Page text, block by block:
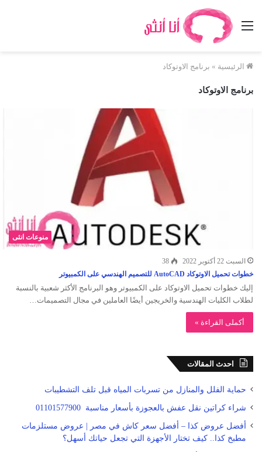
القائمة
الرئيسية » برنامج الاوتوكاد
برنامج الاوتوكاد
منوعات انثى
السبت 22 أكتوبر 2022
38
خطوات تحميل الاوتوكاد AutoCAD للتصميم الهندسي على الكمبيوتر
إليك خطوات تحميل الاوتوكاد على الكمبيوتر وهو البرنامج الأكثر شعبية بالنسبة
لطلاب الكليات الهندسية والخريجين أيضًا العاملين في مجال التصميمات…
أكملى القراءة »
احدث المقالات
حماية الفلل والمنازل من تسربات المياه قبل تلف التشطيبات
شراء كراتين نقل عفش بالعجوزة بأسعار مناسبة 01101577900
أفضل عروض كذا – أفضل سعر كاش في مصر | عروض مستلزمات
مطبخ كذا.. كيف تختار الأجهزة التي تجعل حياتك أسهل؟